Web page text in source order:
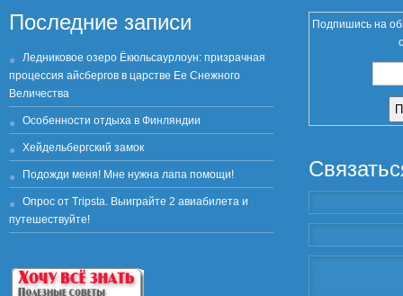
Последние записи
Ледниковое озеро Ёкюльсаурлоун: призрачная
процессия айсбергов в царстве Ее Снежного
Величества
Особенности отдыха в Финляндии
Хейдельбергский замок
Подожди меня! Мне нужна лапа помощи!
Опрос от Tripsta. Выиграйте 2 авиабилета и
путешествуйте!
Подпишись на